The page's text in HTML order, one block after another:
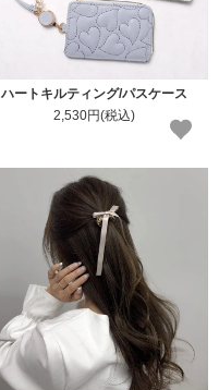
ハートキルティング/パスケース
2,530円(税込)